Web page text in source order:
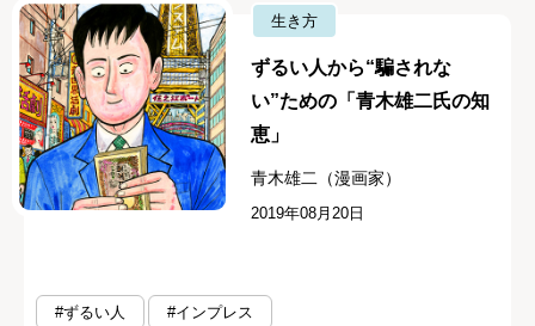
生き方
ずるい人から“騙されな
い”ための「青木雄二氏の知
恵」
青木雄二（漫画家）
2019年08月20日
#ずるい人 #インプレス